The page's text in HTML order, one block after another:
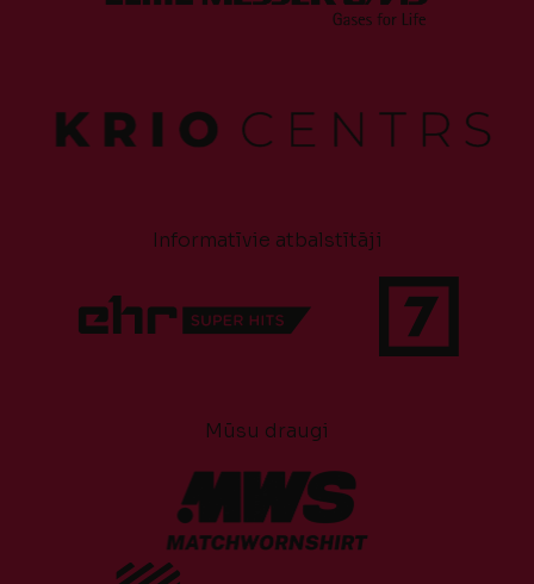
Informatīvie atbalstītāji
Mūsu draugi